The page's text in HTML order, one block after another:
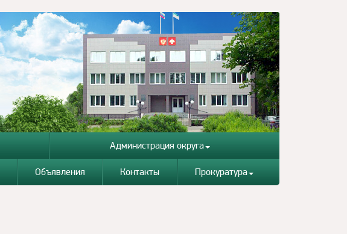
Администрация округа
Объявления Контакты Прокуратура